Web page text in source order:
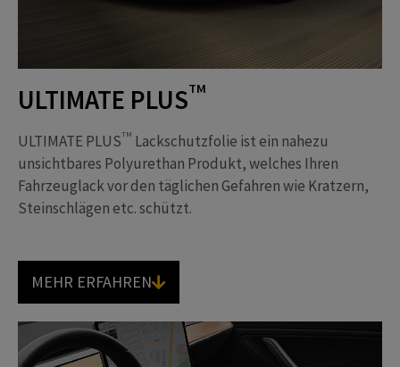
ULTIMATE PLUSTM
ULTIMATE PLUSTM Lackschutzfolie ist ein nahezu
unsichtbares Polyurethan Produkt, welches Ihren
Fahrzeuglack vor den täglichen Gefahren wie Kratzern,
Steinschlägen etc. schützt.
MEHR ERFAHREN